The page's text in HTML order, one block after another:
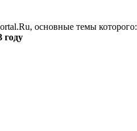
основные темы которого:
году